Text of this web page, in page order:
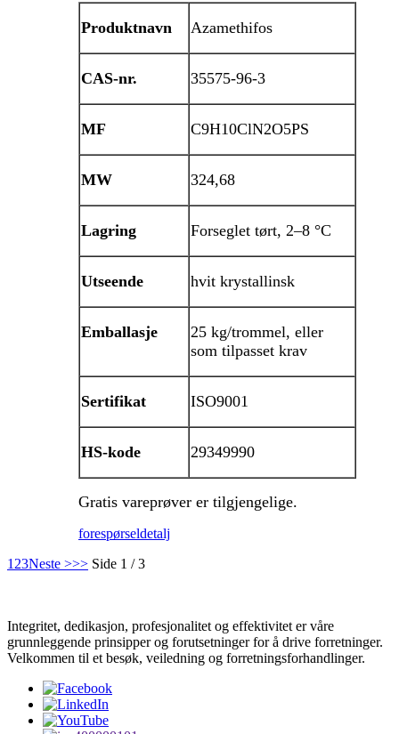
Produktnavn Azamethifos
CAS-nr. 35575-96-3
MF C9H10ClN2O5PS
MW 324,68
Lagring Forseglet tørt, 2–8 °C
Utseende hvit krystallinsk
Emballasje
25 kg/trommel, eller
som tilpasset krav
Sertifikat ISO9001
HS-kode 29349990
Gratis vareprøver er tilgjengelige.
forespørseldetalj
1 23Neste >>> Side 1 / 3
Integritet, dedikasjon, profesjonalitet og effektivitet er våre
grunnleggende prinsipper og forutsetninger for å drive forretninger.
Velkommen til et besøk, veiledning og forretningsforhandlinger.